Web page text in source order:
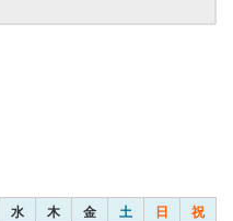
水 木 金 土 日 祝